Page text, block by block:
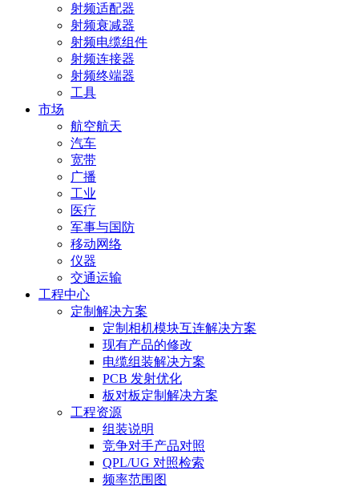
射频适配器
射频衰减器
射频电缆组件
射频连接器
射频终端器
工具
市场
航空航天
汽车
宽带
广播
工业
医疗
军事与国防
移动网络
仪器
交通运输
工程中心
定制解决方案
定制相机模块互连解决方案
现有产品的修改
电缆组装解决方案
PCB 发射优化
板对板定制解决方案
工程资源
组装说明
竞争对手产品对照
QPL/UG 对照检索
频率范围图